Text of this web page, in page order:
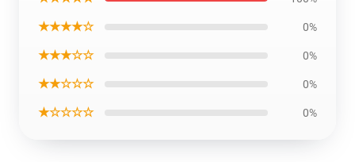
★★★★☆ 0%
★★★☆☆ 0%
★★☆☆☆ 0%
★☆☆☆☆ 0%